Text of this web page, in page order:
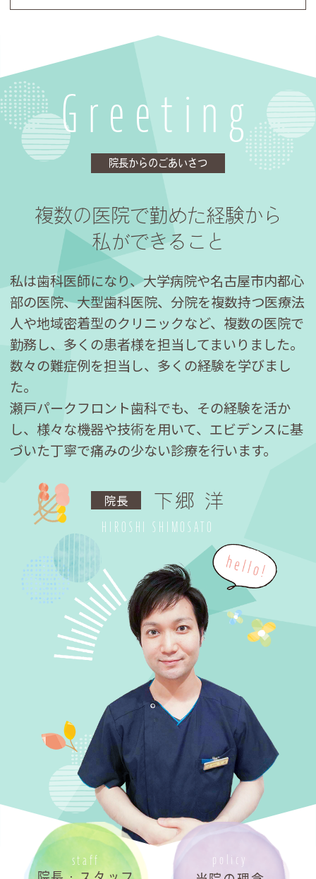
Greeting
院長からのごあいさつ
複数の医院で勤めた経験から
私ができること
私は歯科医師になり、大学病院や名古屋市内都心
部の医院、大型歯科医院、分院を複数持つ医療法
人や地域密着型のクリニックなど、複数の医院で
勤務し、多くの患者様を担当してまいりました。
数々の難症例を担当し、多くの経験を学びまし
た。
瀬戸パークフロント歯科でも、その経験を活か
し、様々な機器や技術を用いて、エビデンスに基
づいた丁寧で痛みの少ない診療を行います。
院長 下郷 洋
HIROSHI SHIMOSATO
staff policy